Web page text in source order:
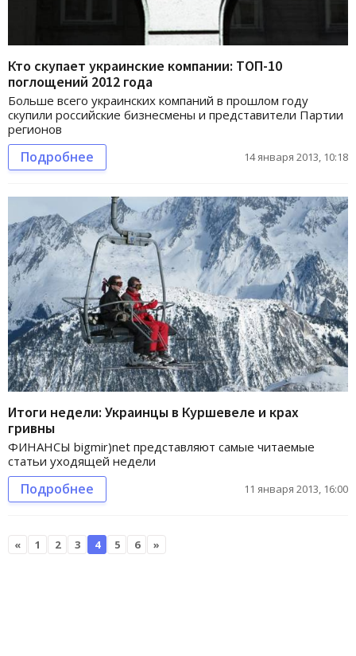
Кто скупает украинские компании: ТОП-10
поглощений 2012 года
Больше всего украинских компаний в прошлом году
скупили российские бизнесмены и представители Партии
регионов
Подробнее 14 января 2013, 10:18
Итоги недели: Украинцы в Куршевеле и крах
гривны
ФИНАНСЫ bigmir)net представляют самые читаемые
статьи уходящей недели
Подробнее 11 января 2013, 16:00
« 1 2 3 4 5 6 »